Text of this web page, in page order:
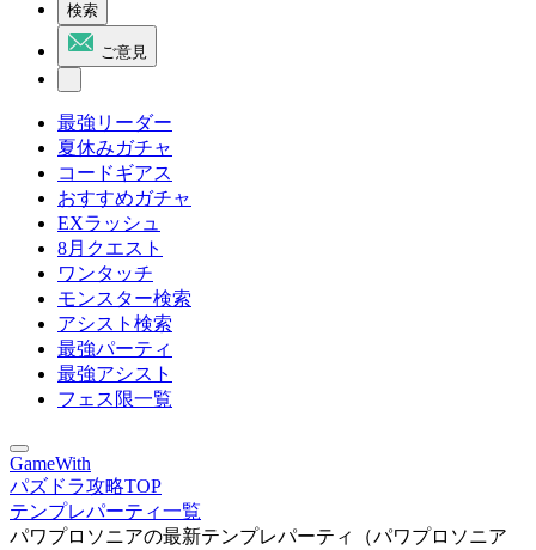
検索
ご意見
最強リーダー
夏休みガチャ
コードギアス
おすすめガチャ
EXラッシュ
8月クエスト
ワンタッチ
モンスター検索
アシスト検索
最強パーティ
最強アシスト
フェス限一覧
GameWith
パズドラ攻略TOP
テンプレパーティ一覧
パワプロソニアの最新テンプレパーティ（パワプロソニア